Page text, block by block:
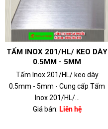
TẤM INOX 201/HL/ KEO DÀY
0.5MM - 5MM
Tấm Inox 201/HL/ keo dày
0.5mm - 5mm - Cung cấp Tấm
Inox 201/HL/...
Giá bán: Liên hệ